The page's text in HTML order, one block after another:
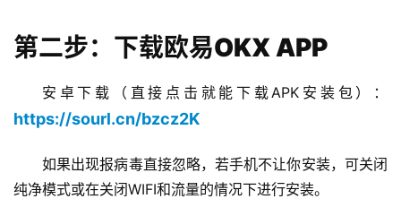
第二步：下载欧易OKX APP
安卓下载（直接点击就能下载APK安装包）：
https://sourl.cn/bzcz2K
如果出现报病毒直接忽略，若手机不让你安装，可关闭
纯净模式或在关闭WIFI和流量的情况下进行安装。